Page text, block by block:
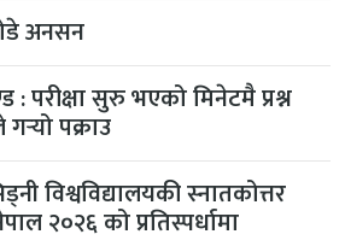
अनसन
: परीक्षा सुरु भएको मिनेटमै प्रश्न
पक्राउ
विश्वविद्यालयकी स्नातकोत्तर
२०२६ को प्रतिस्पर्धामा